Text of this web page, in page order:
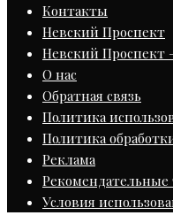
Контакты
Невский Проспект
Невский Проспект
О нас
Обратная связь
Политика
Политика
Реклама
Рекомендательные
Условия